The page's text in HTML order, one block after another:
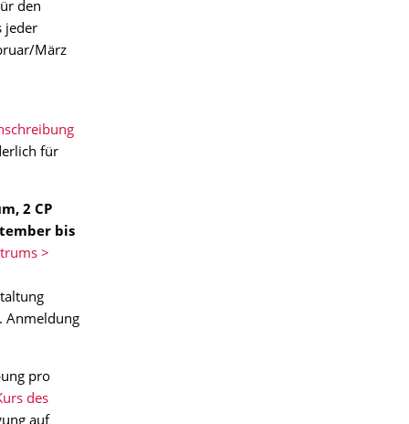
den
jeder
März
für
2 CP
bis
>
Anmeldung
pro
des